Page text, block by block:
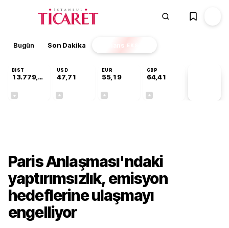
Bugün Son Dakika Finans EKSTRA
BIST
13.779,39
USD
47,71
EUR
55,19
GBP
64,41
Paris Anlaşması'ndaki
yaptırımsızlık, emisyon
hedeflerine ulaşmayı
engelliyor